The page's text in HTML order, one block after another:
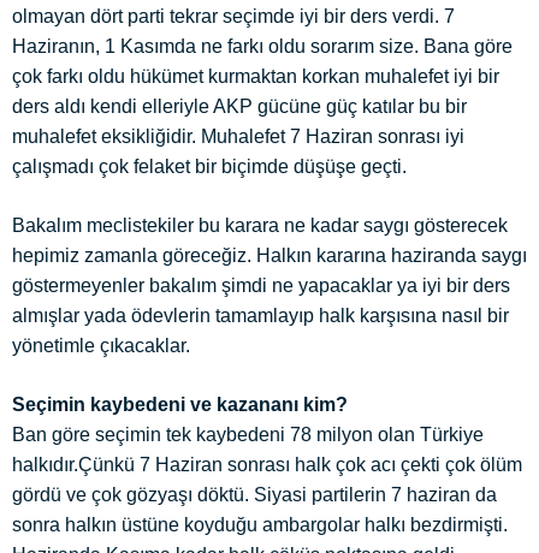
olmayan dört parti tekrar seçimde iyi bir ders verdi. 7
Haziranın, 1 Kasımda ne farkı oldu sorarım size. Bana göre
çok farkı oldu hükümet kurmaktan korkan muhalefet iyi bir
ders aldı kendi elleriyle AKP gücüne güç katılar bu bir
muhalefet eksikliğidir. Muhalefet 7 Haziran sonrası iyi
çalışmadı çok felaket bir biçimde düşüşe geçti.
Bakalım meclistekiler bu karara ne kadar saygı gösterecek
hepimiz zamanla göreceğiz. Halkın kararına haziranda saygı
göstermeyenler bakalım şimdi ne yapacaklar ya iyi bir ders
almışlar yada ödevlerin tamamlayıp halk karşısına nasıl bir
yönetimle çıkacaklar.
Seçimin kaybedeni ve kazananı kim?
Ban göre seçimin tek kaybedeni 78 milyon olan Türkiye
halkıdır.Çünkü 7 Haziran sonrası halk çok acı çekti çok ölüm
gördü ve çok gözyaşı döktü. Siyasi partilerin 7 haziran da
sonra halkın üstüne koyduğu ambargolar halkı bezdirmişti.